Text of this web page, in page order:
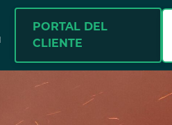
PORTAL DEL
CLIENTE